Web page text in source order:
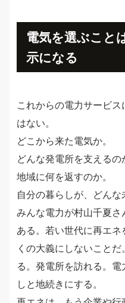
電気を選ぶこと
示になる
これからの電力サービ
はない。
どこから来た電気か。
どんな発電所を支えるの
地域に何を返すのか。
自分の暮らしが、どんな
みんな電力が村山千夏
ある。若い世代に再エ
くの大義にしないこと
る。発電所を訪れる。
しと地続きにする。